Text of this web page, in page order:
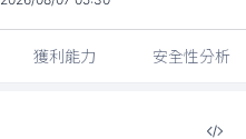
獲利能力 安全性分析